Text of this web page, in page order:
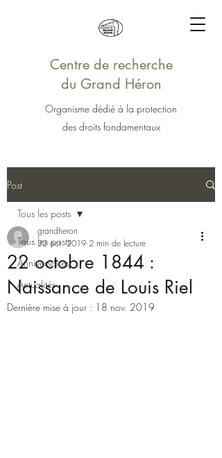
Centre de recherche
du Grand Héron
Organisme dédié à la protection
des droits fondamentaux
Post
Tous les posts
Anniversaires
Actualités
Tous les posts
22 octobre 1844 :
Naissance de Louis Riel
grandheron
22 oct. 2019 2 min de lecture
Dernière mise à jour : 18 nov. 2019